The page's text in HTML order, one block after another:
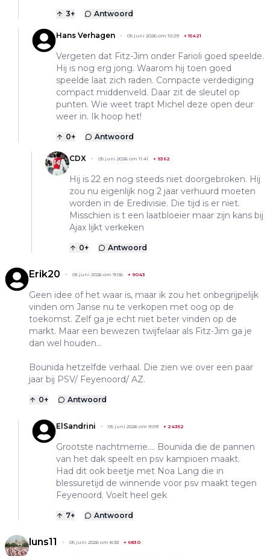
3+ Antwoord
Hans Verhagen 05 juni 2026 om 10:29 +15421
Vergeten dat Fitz-Jim onder Farioli goed speelde.
Hij is nog erg jong. Waarom hij toen goed
speelde laat zich raden. Compacte verdediging
compact middenveld. Daar zit de sleutel op
punten. Wie weet trapt Michel deze open deur
weer in. Ik hoop het!
0+ Antwoord
CDX 05 juni 2026 om 11:41 + 9362
Hij is 22 en nog steeds niet doorgebroken. Hij
zou nu eigenlijk nog 2 jaar verhuurd moeten
worden in de Eredivisie. Die tijd is er niet.
Misschien is t een laatbloeier maar zijn kans bij
Ajax lijkt verkeken
0+ Antwoord
Erik20 05 juni 2026 om 9:06 + 9043
Geen idee of het waar is, maar ik zou het onbegrijpelijk
vinden om Janse nu te verkopen met oog op de
toekomst. Zelf ga je echt niet beter vinden op de
markt. Maar een bewezen twijfelaar als Fitz-Jim ga je
dan wel houden...
Bounida hetzelfde verhaal. Die zien we over een paar
jaar bij PSV/ Feyenoord/ AZ.
0+ Antwoord
ElSandrini 05 juni 2026 om 9:09 + 24352
Grootste nachtmerrie.... Bounida die de pannen
van het dak speelt en psv kampioen maakt.
Had dit ook beetje met Noa Lang die in
blessuretijd de winnende voor psv maakt tegen
Feyenoord. Voelt heel gek
7+ Antwoord
luns11 05 juni 2026 om 8:33 + 6830